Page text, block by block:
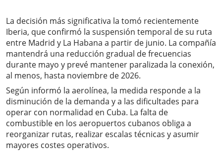
La decisión más significativa la tomó recientemente
Iberia, que confirmó la suspensión temporal de su ruta
entre Madrid y La Habana a partir de junio. La compañía
mantendrá una reducción gradual de frecuencias
durante mayo y prevé mantener paralizada la conexión,
al menos, hasta noviembre de 2026.
Según informó la aerolínea, la medida responde a la
disminución de la demanda y a las dificultades para
operar con normalidad en Cuba. La falta de
combustible en los aeropuertos cubanos obliga a
reorganizar rutas, realizar escalas técnicas y asumir
mayores costes operativos.